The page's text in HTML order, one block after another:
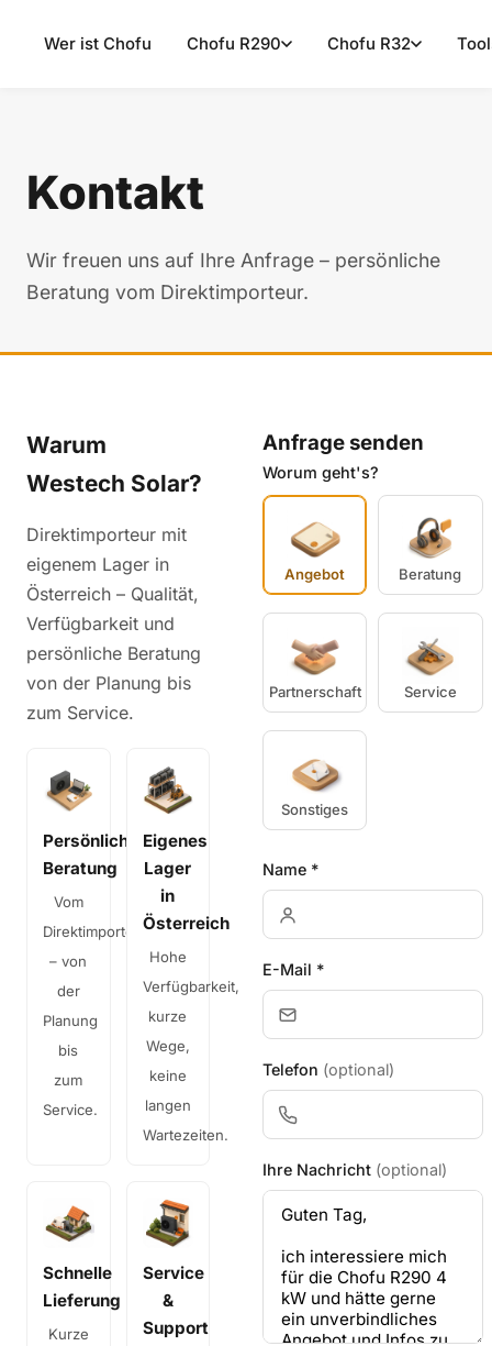
Wer ist Chofu Chofu R290 Chofu R32
Kontakt
Wir freuen uns auf Ihre Anfrage – persönliche
Beratung vom Direktimporteur.
Warum
Westech Solar?
Direktimporteur mit
eigenem Lager in
Österreich – Qualität,
Verfügbarkeit und
persönliche Beratung
von der Planung bis
zum Service.
Persönliche
Beratung
Vom
Direktimporteur
– von
der
Planung
bis
zum
Service.
Eigenes
Lager
in
Österreich
Hohe
Verfügbarkeit,
kurze
Wege,
keine
langen
Wartezeiten.
Schnelle
Lieferung
Kurze
Service
&
Support
Anfrage senden
Worum geht's?
Angebot Beratung
Partnerschaft Service
Sonstiges
Name *
E-Mail *
Telefon (optional)
Ihre Nachricht (optional)